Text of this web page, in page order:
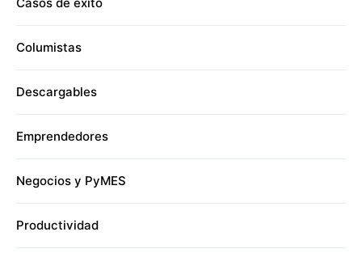
Columistas
Descargables
Emprendedores
Negocios y PyMES
Productividad